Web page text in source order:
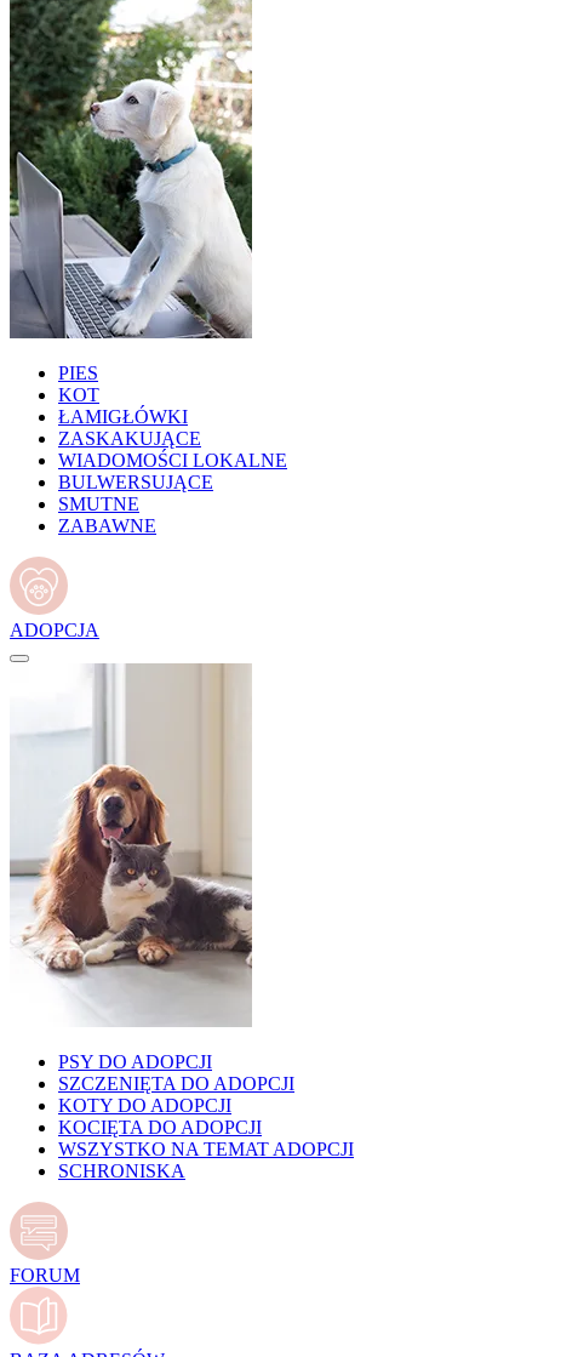
PIES
KOT
ŁAMIGŁÓWKI
ZASKAKUJĄCE
WIADOMOŚCI LOKALNE
BULWERSUJĄCE
SMUTNE
ZABAWNE
ADOPCJA
PSY DO ADOPCJI
SZCZENIĘTA DO ADOPCJI
KOTY DO ADOPCJI
KOCIĘTA DO ADOPCJI
WSZYSTKO NA TEMAT ADOPCJI
SCHRONISKA
FORUM